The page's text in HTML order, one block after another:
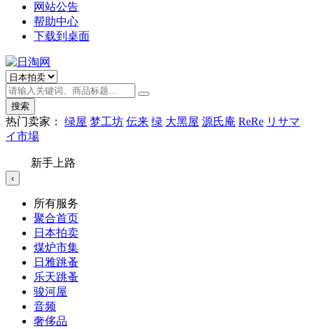
网站公告
帮助中心
下载到桌面
搜索
热门卖家： 绿屋 梦工坊 伝来 绿 大黑屋 源氏庵 ReRe リサマ
イ市場
新手上路
‹
所有服务
聚合首页
日本拍卖
煤炉市集
日雅跳蚤
乐天跳蚤
骏河屋
音频
奢侈品